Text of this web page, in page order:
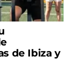
de Ibiza y